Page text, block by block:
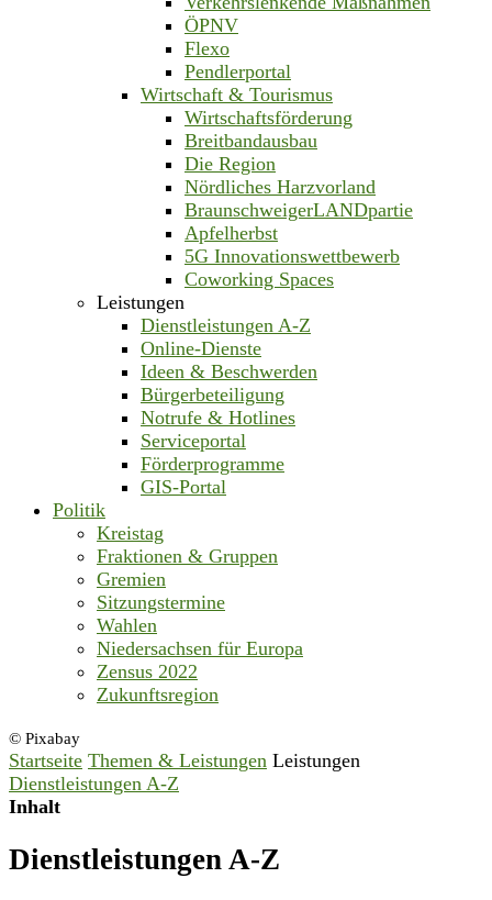
ÖPNV
Flexo
Pendlerportal
Wirtschaft & Tourismus
Wirtschaftsförderung
Breitbandausbau
Die Region
Nördliches Harzvorland
BraunschweigerLANDpartie
Apfelherbst
5G Innovationswettbewerb
Coworking Spaces
Leistungen
Dienstleistungen A-Z
Online-Dienste
Ideen & Beschwerden
Bürgerbeteiligung
Notrufe & Hotlines
Serviceportal
Förderprogramme
GIS-Portal
Politik
Kreistag
Fraktionen & Gruppen
Gremien
Sitzungstermine
Wahlen
Niedersachsen für Europa
Zensus 2022
Zukunftsregion
© Pixabay
Startseite Themen & Leistungen Leistungen
Dienstleistungen A-Z
Inhalt
Dienstleistungen A-Z